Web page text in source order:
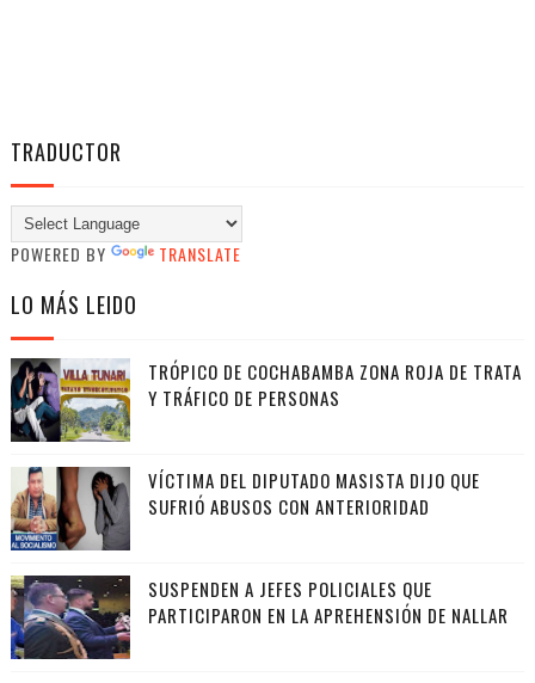
TRADUCTOR
POWERED BY TRANSLATE
LO MÁS LEIDO
TRÓPICO DE COCHABAMBA ZONA ROJA DE TRATA
Y TRÁFICO DE PERSONAS
VÍCTIMA DEL DIPUTADO MASISTA DIJO QUE
SUFRIÓ ABUSOS CON ANTERIORIDAD
SUSPENDEN A JEFES POLICIALES QUE
PARTICIPARON EN LA APREHENSIÓN DE NALLAR